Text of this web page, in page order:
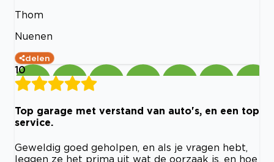
Thom
Nuenen
delen
10
Top garage met verstand van auto's, en een top
service.
Geweldig goed geholpen, en als je vragen hebt,
leggen ze het prima uit wat de oorzaak is, en hoe